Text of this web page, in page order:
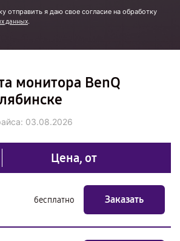
отправить я даю свое согласие на обработку
данных.
монитора BenQ
03.08.2026
Цена, от
бесплатно Заказать